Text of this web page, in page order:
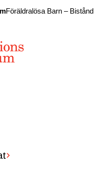
Föräldralösa Barn – Bistånd